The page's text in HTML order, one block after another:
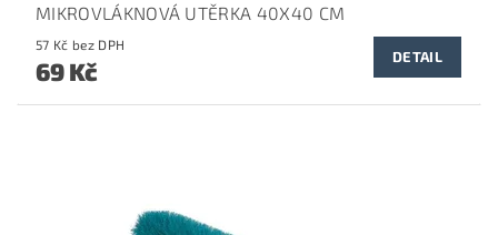
MIKROVLÁKNOVÁ UTĚRKA 40X40 CM
57 Kč bez DPH
69 Kč DETAIL